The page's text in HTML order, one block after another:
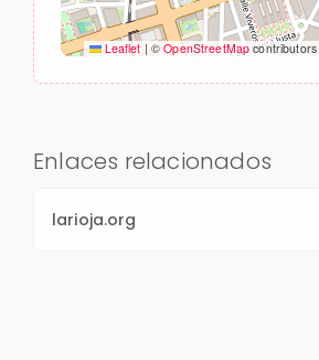
Leaflet | ©OpenStreetMapcontributors
Enlaces relacionados
larioja.org